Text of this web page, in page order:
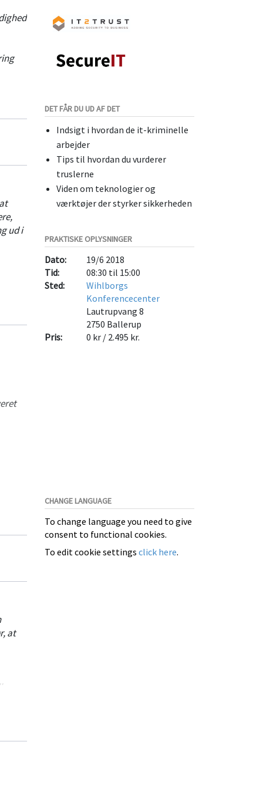
ud i
at
or if
DET FÅR DU UD AF DET
Indsigt i hvordan de it-kriminelle
arbejder
Tips til hvordan du vurderer
truslerne
Viden om teknologier og
værktøjer der styrker sikkerheden
PRAKTISKE OPLYSNINGER
Dato:
19/6 2018
Tid:
08:30 til 15:00
Sted:
Wihlborgs
Konferencecenter
Lautrupvang 8
2750 Ballerup
Pris:
0 kr / 2.495 kr.
CHANGE LANGUAGE
To change language you need to give
consent to functional cookies.
To edit cookie settings click here.